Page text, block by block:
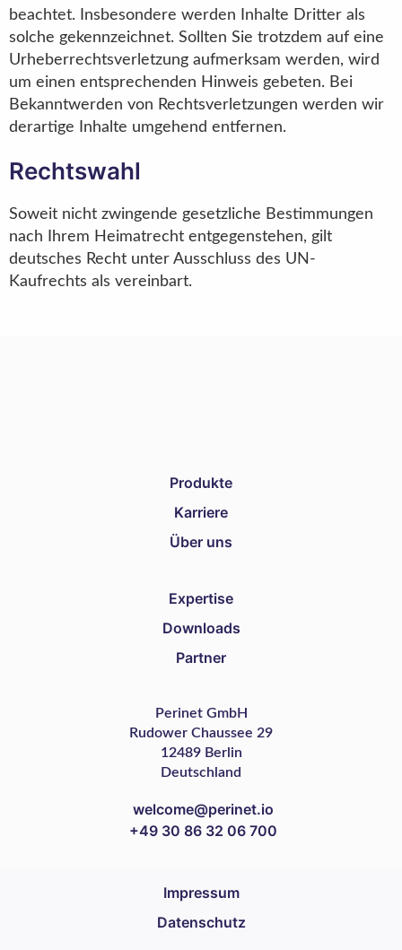
beachtet. Insbesondere werden Inhalte Dritter als
solche gekennzeichnet. Sollten Sie trotzdem auf eine
Urheberrechtsverletzung aufmerksam werden, wird
um einen entsprechenden Hinweis gebeten. Bei
Bekanntwerden von Rechtsverletzungen werden wir
derartige Inhalte umgehend entfernen.
Rechtswahl
Soweit nicht zwingende gesetzliche Bestimmungen
nach Ihrem Heimatrecht entgegenstehen, gilt
deutsches Recht unter Ausschluss des UN-
Kaufrechts als vereinbart.
Produkte
Karriere
Über uns
Expertise
Downloads
Partner
Perinet GmbH
Rudower Chaussee 29
12489 Berlin
Deutschland
welcome@perinet.io
+49 30 86 32 06 700
Impressum
Datenschutz